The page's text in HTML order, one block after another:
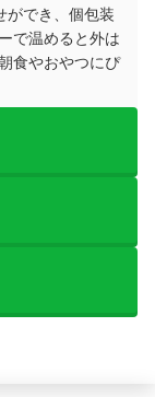
ができ、個包装
で温めると外は
食やおやつにぴ